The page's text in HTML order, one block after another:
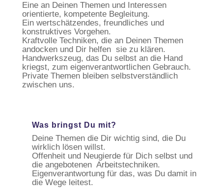
Eine an Deinen Themen und Interessen
orientierte, kompetente Begleitung.
Ein wertschätzendes, freundliches und
konstruktives Vorgehen.
Kraftvolle Techniken, die an Deinen Themen
andocken und Dir helfen sie zu klären.
Handwerkszeug, das Du selbst an die Hand
kriegst, zum eigenverantwortlichen Gebrauch.
Private Themen bleiben selbstverständlich
zwischen uns.
Was bringst Du mit?
Deine Themen die Dir wichtig sind, die Du
wirklich lösen willst.
Offenheit und Neugierde für Dich selbst und
die angebotenen Arbeitstechniken.
Eigenverantwortung für das, was Du damit in
die Wege leitest.